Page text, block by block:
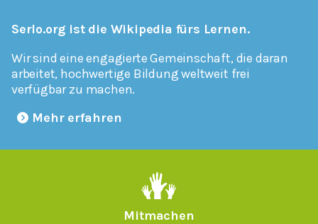
Serlo.org ist die Wikipedia fürs Lernen.
Wir sind eine engagierte Gemeinschaft, die daran
arbeitet, hochwertige Bildung weltweit frei
verfügbar zu machen.
Mehr erfahren
Mitmachen